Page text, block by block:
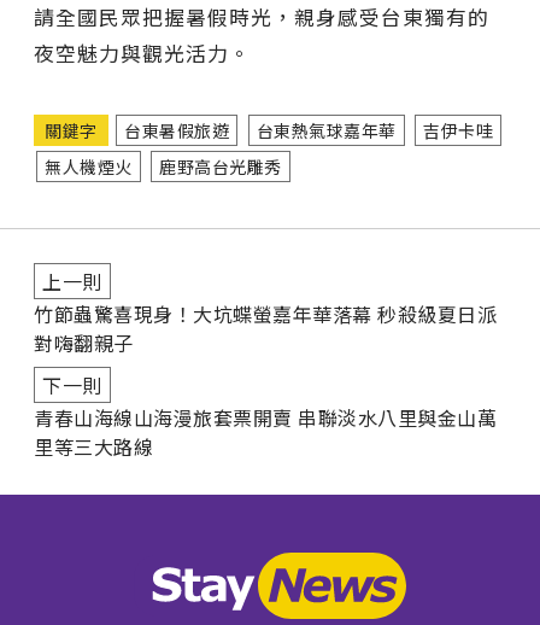
請全國民眾把握暑假時光，親身感受台東獨有的
夜空魅力與觀光活力。
關鍵字 台東暑假旅遊 台東熱氣球嘉年華
吉伊卡哇
無人機煙火
鹿野高台光雕秀
上一則
竹節蟲驚喜現身！大坑蝶螢嘉年華落幕 秒殺級夏日派
對嗨翻親子
下一則
青春山海線山海漫旅套票開賣 串聯淡水八里與金山萬
里等三大路線